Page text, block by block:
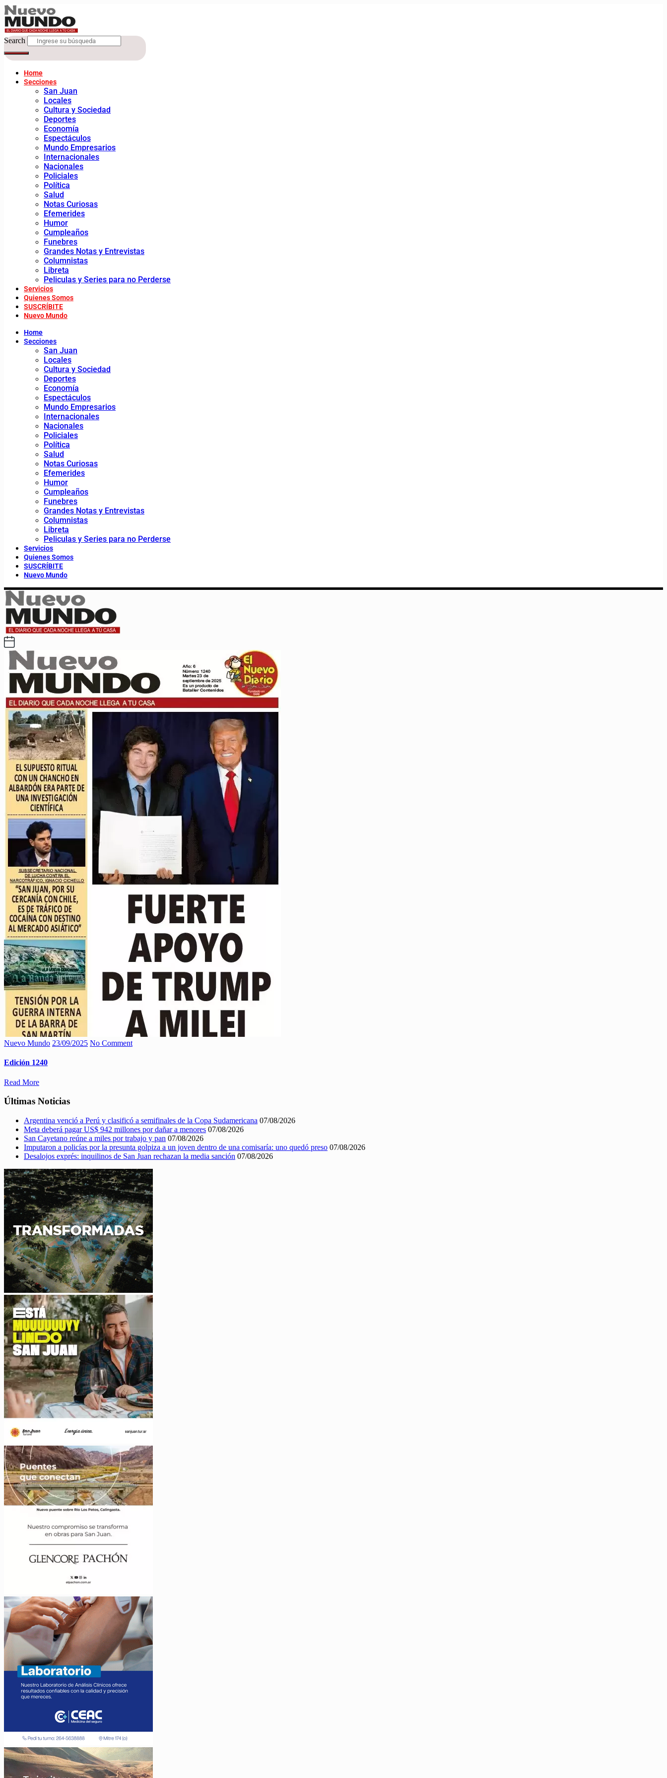
Search
Home
Secciones
San Juan
Locales
Cultura y Sociedad
Deportes
Economía
Espectáculos
Mundo Empresarios
Internacionales
Nacionales
Policiales
Política
Salud
Notas Curiosas
Efemerides
Humor
Cumpleaños
Funebres
Grandes Notas y Entrevistas
Columnistas
Libreta
Peliculas y Series para no Perderse
Servicios
Quienes Somos
SUSCRÍBITE
Nuevo Mundo
Home
Secciones
San Juan
Locales
Cultura y Sociedad
Deportes
Economía
Espectáculos
Mundo Empresarios
Internacionales
Nacionales
Policiales
Política
Salud
Notas Curiosas
Efemerides
Humor
Cumpleaños
Funebres
Grandes Notas y Entrevistas
Columnistas
Libreta
Peliculas y Series para no Perderse
Servicios
Quienes Somos
SUSCRÍBITE
Nuevo Mundo
Nuevo Mundo 23/09/2025 No Comment
Edición 1240
Read More
Últimas Noticias
Argentina venció a Perú y clasificó a semifinales de la Copa Sudamericana 07/08/2026
Meta deberá pagar US$ 942 millones por dañar a menores 07/08/2026
San Cayetano reúne a miles por trabajo y pan 07/08/2026
Imputaron a policías por la presunta golpiza a un joven dentro de una comisaría: uno quedó preso 07/08/2026
Desalojos exprés: inquilinos de San Juan rechazan la media sanción 07/08/2026